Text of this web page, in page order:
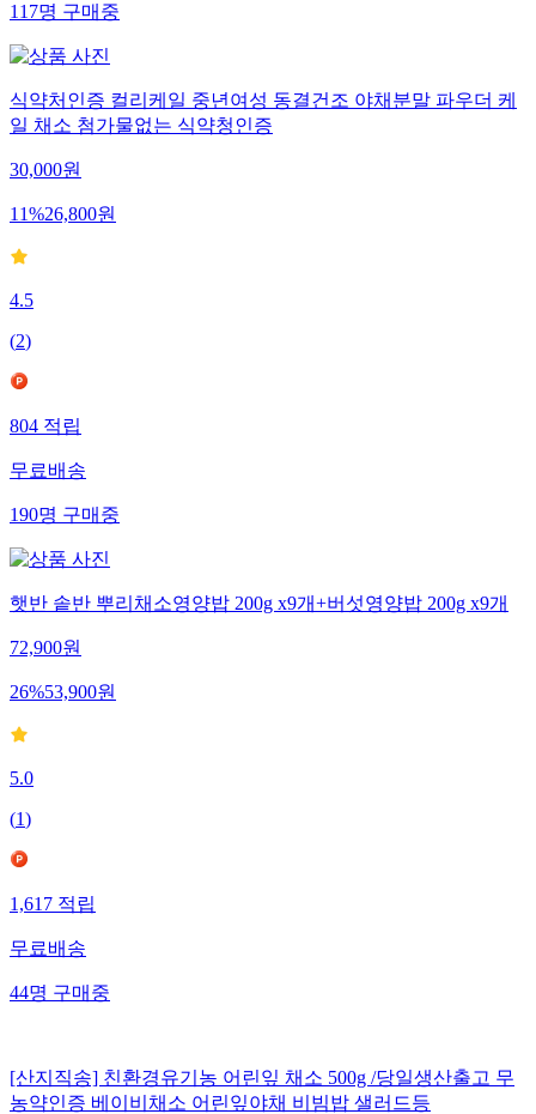
117명 구매중
식약처인증 컬리케일 중년여성 동결건조 야채분말 파우더 케
일 채소 첨가물없는 식약청인증
30,000원
11%26,800원
4.5
(2)
804 적립
무료배송
190명 구매중
햇반 솥반 뿌리채소영양밥 200g x9개+버섯영양밥 200g x9개
72,900원
26%53,900원
5.0
(1)
1,617 적립
무료배송
44명 구매중
[산지직송] 친환경유기농 어린잎 채소 500g /당일생산출고 무
농약인증 베이비채소 어린잎야채 비빔밥 샐러드등